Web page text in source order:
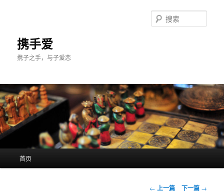
携手爱
携子之手，与子爱恋
索
首页
文
← 上一篇 下一篇 →